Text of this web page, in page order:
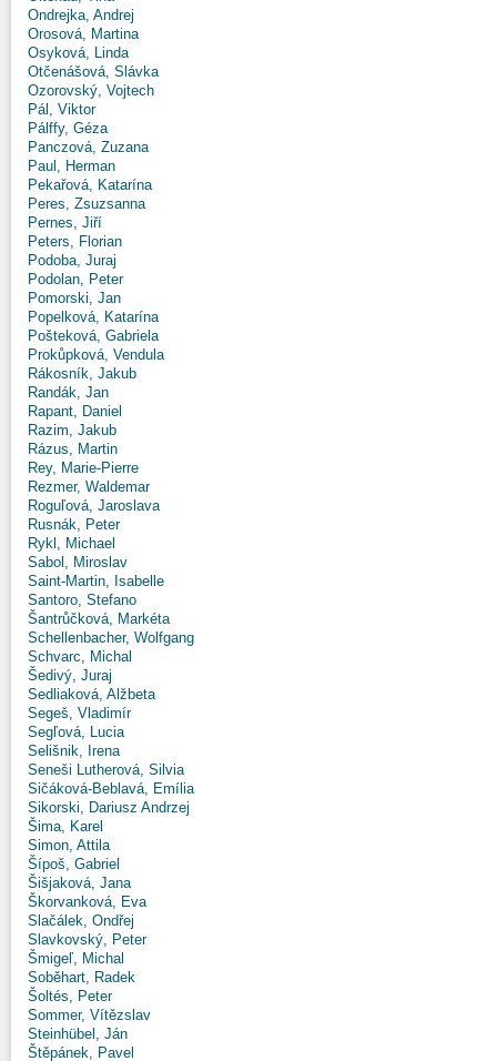
Ondrejka, Andrej
Orosová, Martina
Osyková, Linda
Otčenášová, Slávka
Ozorovský, Vojtech
Pál, Viktor
Pálffy, Géza
Panczová, Zuzana
Paul, Herman
Pekařová, Katarína
Peres, Zsuzsanna
Pernes, Jiří
Peters, Florian
Podoba, Juraj
Podolan, Peter
Pomorski, Jan
Popelková, Katarína
Pošteková, Gabriela
Prokůpková, Vendula
Rákosník, Jakub
Randák, Jan
Rapant, Daniel
Razim, Jakub
Rázus, Martin
Rey, Marie-Pierre
Rezmer, Waldemar
Roguľová, Jaroslava
Rusnák, Peter
Rykl, Michael
Sabol, Miroslav
Saint-Martin, Isabelle
Santoro, Stefano
Šantrůčková, Markéta
Schellenbacher, Wolfgang
Schvarc, Michal
Šedivý, Juraj
Sedliaková, Alžbeta
Segeš, Vladimír
Segľová, Lucia
Selišnik, Irena
Seneši Lutherová, Silvia
Sičáková-Beblavá, Emília
Sikorski, Dariusz Andrzej
Šima, Karel
Simon, Attila
Šípoš, Gabriel
Šišjaková, Jana
Škorvanková, Eva
Slačálek, Ondřej
Slavkovský, Peter
Šmigeľ, Michal
Soběhart, Radek
Šoltés, Peter
Sommer, Vítězslav
Steinhübel, Ján
Štěpánek, Pavel